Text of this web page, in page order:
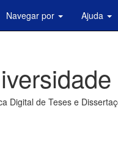
Navegar por Ajuda
Digital de Teses e